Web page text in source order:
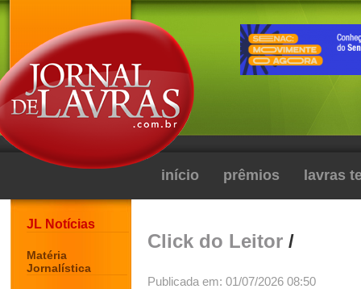
início prêmios lavras
JL Notícias
Matéria
Jornalística
Click do Leitor /
Publicada em: 01/07/2026 08:50